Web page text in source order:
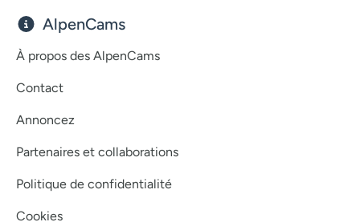
AlpenCams
À propos des AlpenCams
Contact
Annoncez
Partenaires et collaborations
Politique de confidentialité
Cookies